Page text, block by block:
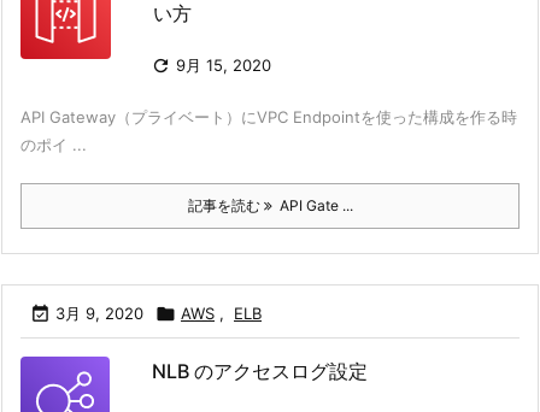
い方
 9月 15, 2020
API Gateway（プライベート）にVPC Endpointを使った構成を作る時
のポイ ...
記事を読む API Gate ...
 3月 9, 2020  AWS , ELB
NLB のアクセスログ設定